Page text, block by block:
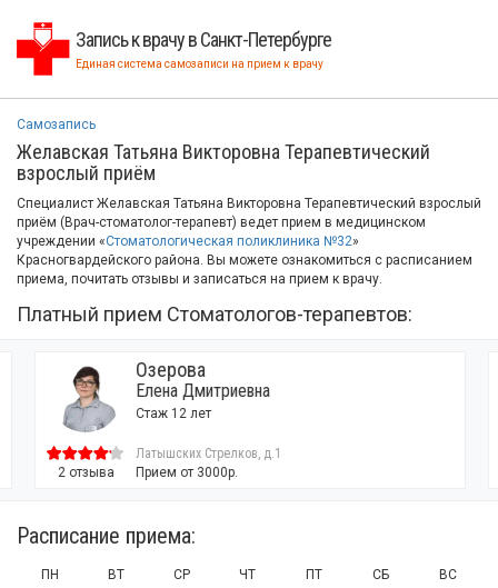
Запись к врачу в Санкт-Петербурге
Единая система самозаписи на прием к врачу
Самозапись
Желавская Татьяна Викторовна Терапевтический
взрослый приём
Специалист Желавская Татьяна Викторовна Терапевтический взрослый
приём (Врач-стоматолог-терапевт) ведет прием в медицинском
учреждении «Стоматологическая поликлиника №32»
Красногвардейского района. Вы можете ознакомиться с расписанием
приема, почитать отзывы и записаться на прием к врачу.
Платный прием Стоматологов-терапевтов:
2 отзыва
Озерова
Елена Дмитриевна
Стаж 12 лет
Латышских Стрелков, д.1
Прием от 3000р.
Расписание приема:
ПН ВТ СР ЧТ ПТ СБ
ВС